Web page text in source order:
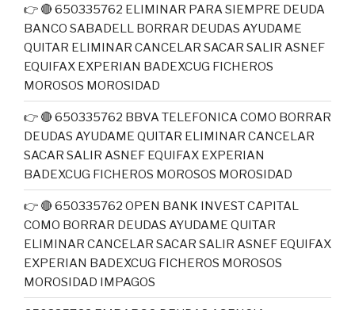
👉 🔴 650335762 ELIMINAR PARA SIEMPRE DEUDA
BANCO SABADELL BORRAR DEUDAS AYUDAME
QUITAR ELIMINAR CANCELAR SACAR SALIR ASNEF
EQUIFAX EXPERIAN BADEXCUG FICHEROS
MOROSOS MOROSIDAD
👉 🔴 650335762 BBVA TELEFONICA COMO BORRAR
DEUDAS AYUDAME QUITAR ELIMINAR CANCELAR
SACAR SALIR ASNEF EQUIFAX EXPERIAN
BADEXCUG FICHEROS MOROSOS MOROSIDAD
👉 🔴 650335762 OPEN BANK INVEST CAPITAL
COMO BORRAR DEUDAS AYUDAME QUITAR
ELIMINAR CANCELAR SACAR SALIR ASNEF EQUIFAX
EXPERIAN BADEXCUG FICHEROS MOROSOS
MOROSIDAD IMPAGOS